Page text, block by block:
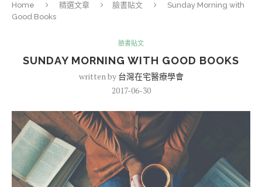
Home 精選文章 臉書貼文
Sunday Morning with
Good Books
臉書貼文
SUNDAY MORNING WITH GOOD BOOKS
written by 台灣在宅醫療學會
2017-06-30